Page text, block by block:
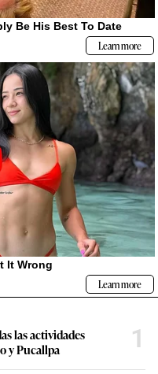
las actividades
y Pucallpa
1